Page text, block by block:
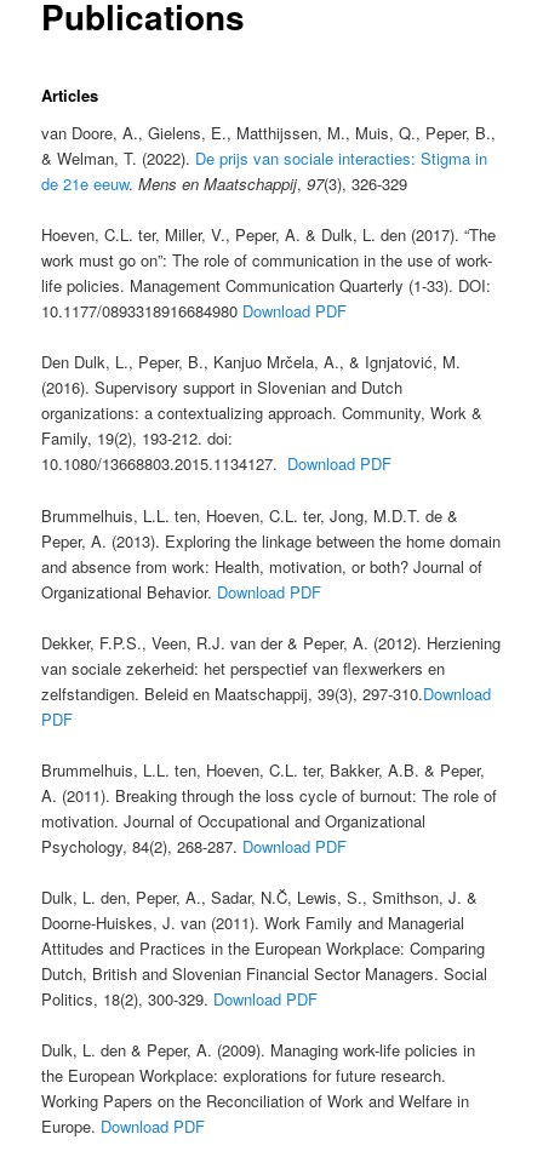
Publications
Articles
van Doore, A., Gielens, E., Matthijssen, M., Muis, Q., Peper, B.,
& Welman, T. (2022). De prijs van sociale interacties: Stigma in
de 21e eeuw.Mens en Maatschappij,97(3), 326-329
Hoeven, C.L. ter, Miller, V., Peper, A. & Dulk, L. den (2017). “The
work must go on”: The role of communication in the use of work-
life policies. Management Communication Quarterly (1-33). DOI:
10.1177/0893318916684980 Download PDF
Den Dulk, L., Peper, B., Kanjuo Mrčela, A., & Ignjatović, M.
(2016). Supervisory support in Slovenian and Dutch
organizations: a contextualizing approach. Community, Work &
Family, 19(2), 193-212. doi:
10.1080/13668803.2015.1134127. Download PDF
Brummelhuis, L.L. ten, Hoeven, C.L. ter, Jong, M.D.T. de &
Peper, A. (2013). Exploring the linkage between the home domain
and absence from work: Health, motivation, or both? Journal of
Organizational Behavior. Download PDF
Dekker, F.P.S., Veen, R.J. van der & Peper, A. (2012). Herziening
van sociale zekerheid: het perspectief van flexwerkers en
zelfstandigen. Beleid en Maatschappij, 39(3), 297-310.Download
PDF
Brummelhuis, L.L. ten, Hoeven, C.L. ter, Bakker, A.B. & Peper,
A. (2011). Breaking through the loss cycle of burnout: The role of
motivation. Journal of Occupational and Organizational
Psychology, 84(2), 268-287. Download PDF
Dulk, L. den, Peper, A., Sadar, N.Č, Lewis, S., Smithson, J. &
Doorne-Huiskes, J. van (2011). Work Family and Managerial
Attitudes and Practices in the European Workplace: Comparing
Dutch, British and Slovenian Financial Sector Managers. Social
Politics, 18(2), 300-329. Download PDF
Dulk, L. den & Peper, A. (2009). Managing work-life policies in
the European Workplace: explorations for future research.
Working Papers on the Reconciliation of Work and Welfare in
Europe. Download PDF